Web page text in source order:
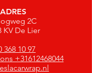
ADRES
2C
KV De Lier
368 10 97
+31612468044